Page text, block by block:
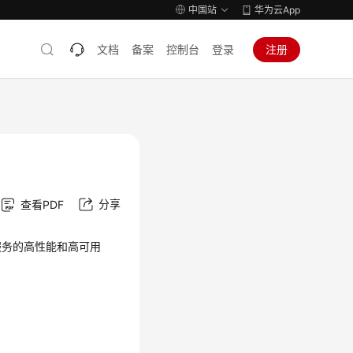
中国站 华为云App
文档 备案 控制台 登录 注册
查看PDF 分享
的高性能和高可用